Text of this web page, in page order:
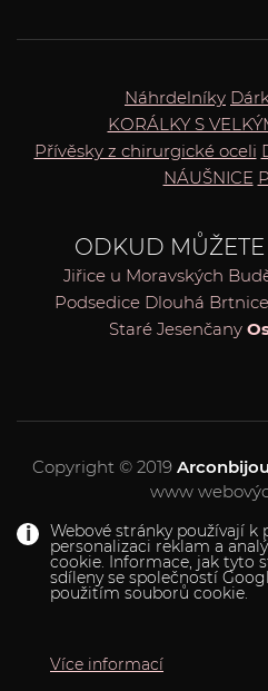
Webové stránky používají k
personalizaci reklam a
cookie. Informace, jak tyto
sdíleny se společností
použitím souborů cookie.
Více informací
Náhrdelníky
KORÁLKY S
Přívěsky z chirurgické oceli
NÁUŠNICE
ODKUD
Jiřice u Moravských
Podsedice Dlouhá Brtnice
Staré Jesenčany
Copyright © 2019
www